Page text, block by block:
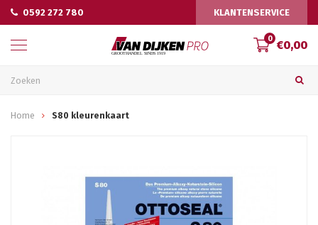
0592 272 780 KLANTENSERVICE
0 €0,00
Home S80 kleurenkaart